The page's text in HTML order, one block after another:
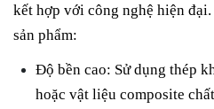
kết hợp với công nghệ hiện
sản phẩm:
Độ bền cao: Sử dụng thép
hoặc vật liệu composite